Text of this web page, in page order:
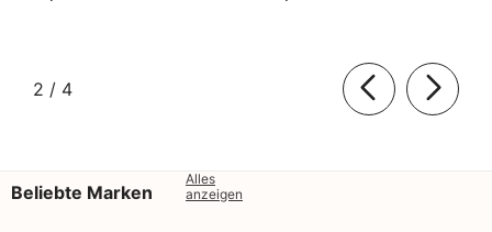
2 / von
4
Beliebte Marken
Alles
anzeigen